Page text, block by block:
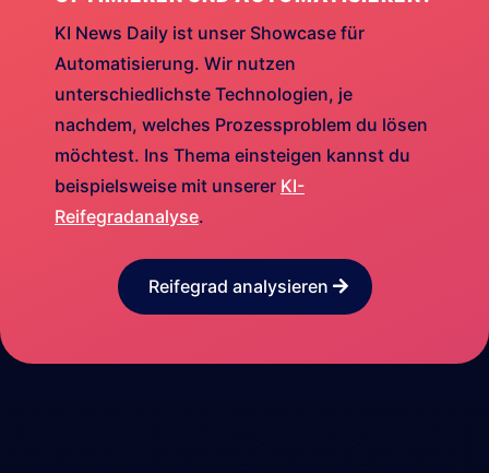
KI News Daily ist unser Showcase für
Automatisierung. Wir nutzen
unterschiedlichste Technologien, je
nachdem, welches Prozessproblem du lösen
möchtest. Ins Thema einsteigen kannst du
beispielsweise mit unserer KI-
Reifegradanalyse.
Reifegrad analysieren